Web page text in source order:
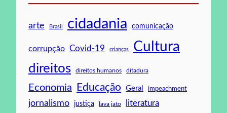
arte Brasil cidadania comunicação
corrupção Covid-19 crianças Cultura
direitos direitos humanos ditadura
Economia Educação Geral impeachment
jornalismo justiça lava jato literatura